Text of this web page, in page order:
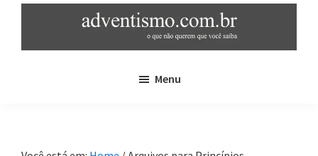
main
sidebar
Menu